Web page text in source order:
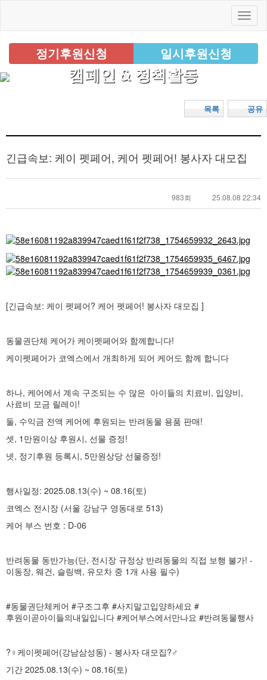
정기후원신청 일시후원신청
캠페인 & 정책활동
공유
목록
긴급속보: 케이 펫페어, 케어 펫페어! 봉사자 대모집
983회 25.08.08 22:34
[긴급속보: 케이 펫페어? 케어 펫페어! 봉사자 대모집 ]
동물권단체 케어가 케이펫페어와 함께합니다!
케이펫페어가 코엑스에서 개최하게 되어 케어도 함께 합니다
하나, 케어에서 계속 구조되는 수 많은 아이들의 치료비, 입양비,
사료비 모금 릴레이!
둘, 수익금 전액 케어에 후원되는 반려동물 용품 판매!
셋, 1만원이상 후원시, 선물 증정!
넷, 정기후원 등록시, 5만원상당 선물증정!
행사일정: 2025.08.13(수) ~ 08.16(토)
코엑스 전시장 (서울 강남구 영동대로 513)
케어 부스 번호 : D-06
반려동물 동반가능(단, 전시장 규정상 반려동물의 직접 보행 불가! -
이동장, 웨건, 슬링백, 유모차 중 1개 사용 필수)
#동물권단체케어 #구조그후 #사지말고입양하세요 #
후원이곧아이들의내일입니다 #케어부스에서만나요 #반려동물행사
?‍♀️케이펫페어(강남삼성동) - 봉사자 대모집?‍♂️
기간 2025.08.13(수) ~ 08.16(토)